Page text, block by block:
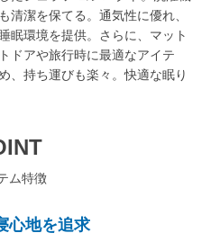
清潔を保てる。通気性に優れ、
眠環境を提供。さらに、マット
ドアや旅行時に最適なアイテ
、持ち運びも楽々。快適な眠り
ム特徴
心地を追求